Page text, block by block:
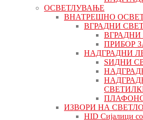
ОСВЕТЛУВАЊЕ
ВНАТРЕШНО
ВГРАДНИ
ПРИБОР
НАДГРАДНИ
ЅИДНИ
ИЗВОРИ НА СВЕТЛО
HID Сијалици